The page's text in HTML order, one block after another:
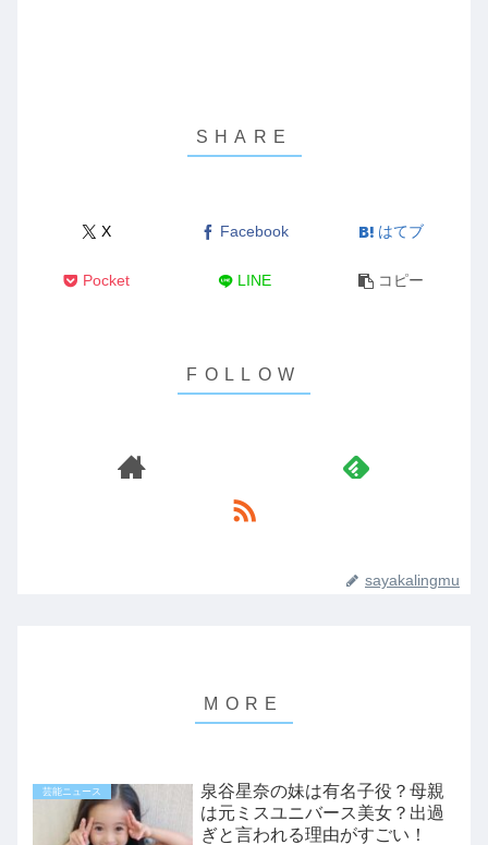
X Facebook はてブ
Pocket LINE コピー
sayakalingmu
芸能ニュース
泉谷星奈の妹は有名子役？母親
は元ミスユニバース美女？出過
ぎと言われる理由がすごい！